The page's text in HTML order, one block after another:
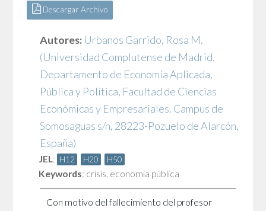
Descargar Archivo
Autores: Urbanos Garrido, Rosa M.
(Universidad Complutense de Madrid.
Departamento de Economía Aplicada,
Pública y Política, Facultad de Ciencias
Económicas y Empresariales. Campus de
Somosaguas s/n, 28223-Pozuelo de Alarcón,
España)
JEL: H12 H20 H50
Keywords: crisis, economía pública
Con motivo del fallecimiento del profesor